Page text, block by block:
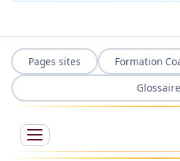
Pages sites Formation
Glossaire